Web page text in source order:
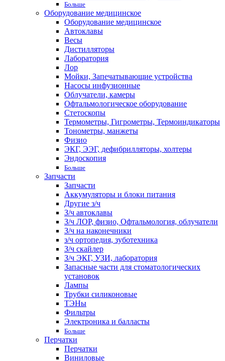
Больше
Оборудование медицинское
Оборудование медицинское
Автоклавы
Весы
Дистилляторы
Лаборатория
Лор
Мойки, Запечатывающие устройства
Насосы инфузионные
Облучатели, камеры
Офтальмологическое оборудование
Стетоскопы
Термометры, Гигрометры, Термоиндикаторы
Тонометры, манжеты
Физио
ЭКГ, ЭЭГ, дефибрилляторы, холтеры
Эндоскопия
Больше
Запчасти
Запчасти
Аккумуляторы и блоки питания
Другие з/ч
З/ч автоклавы
З/ч ЛОР, физио, Офтальмология, облучатели
З/ч на наконечники
з/ч ортопедия, зуботехника
З/ч скайлер
З/ч ЭКГ, УЗИ, лаборатория
Запасные части для стоматологических
установок
Лампы
Трубки силиконовые
ТЭНы
Фильтры
Электроника и балласты
Больше
Перчатки
Перчатки
Виниловые